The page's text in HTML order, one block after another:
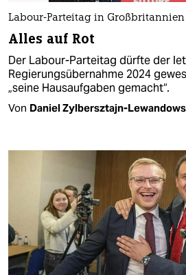
Labour-Parteitag in Großbritannien
Alles auf Rot
Der Labour-Parteitag dürfte der
Regierungsübernahme 2024
„seine Hausaufgaben gemacht“.
Von Daniel Zylbersztajn-